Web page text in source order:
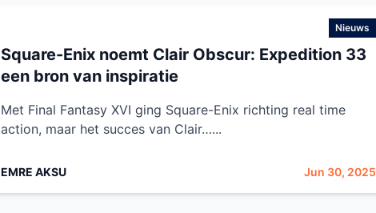
Nieuws
Square-Enix noemt Clair Obscur: Expedition 33
een bron van inspiratie
Met Final Fantasy XVI ging Square-Enix richting real time
action, maar het succes van Clair…...
EMRE AKSU Jun 30, 2025